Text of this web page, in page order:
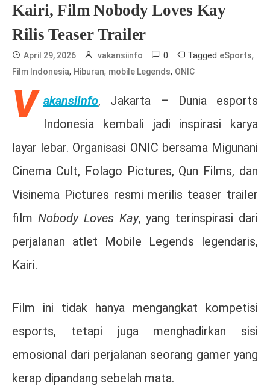
Kairi, Film Nobody Loves Kay
Rilis Teaser Trailer
April 29, 2026 vakansiinfo 0 Tagged eSports,
Film Indonesia, Hiburan, mobile Legends, ONIC
V akansiInfo, Jakarta – Dunia esports
Indonesia kembali jadi inspirasi karya
layar lebar. Organisasi ONIC bersama Migunani
Cinema Cult, Folago Pictures, Qun Films, dan
Visinema Pictures resmi merilis teaser trailer
film Nobody Loves Kay, yang terinspirasi dari
perjalanan atlet Mobile Legends legendaris,
Kairi.
Film ini tidak hanya mengangkat kompetisi
esports, tetapi juga menghadirkan sisi
emosional dari perjalanan seorang gamer yang
kerap dipandang sebelah mata.